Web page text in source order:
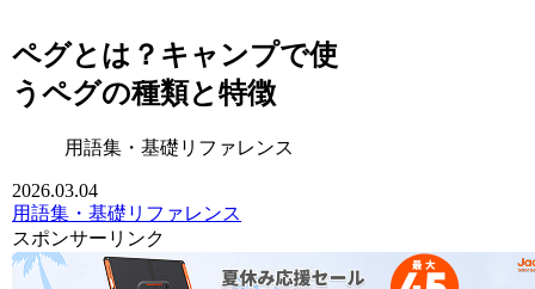
ペグとは？キャンプで使
うペグの種類と特徴
用語集・基礎リファレンス
2026.03.04
用語集・基礎リファレンス
スポンサーリンク